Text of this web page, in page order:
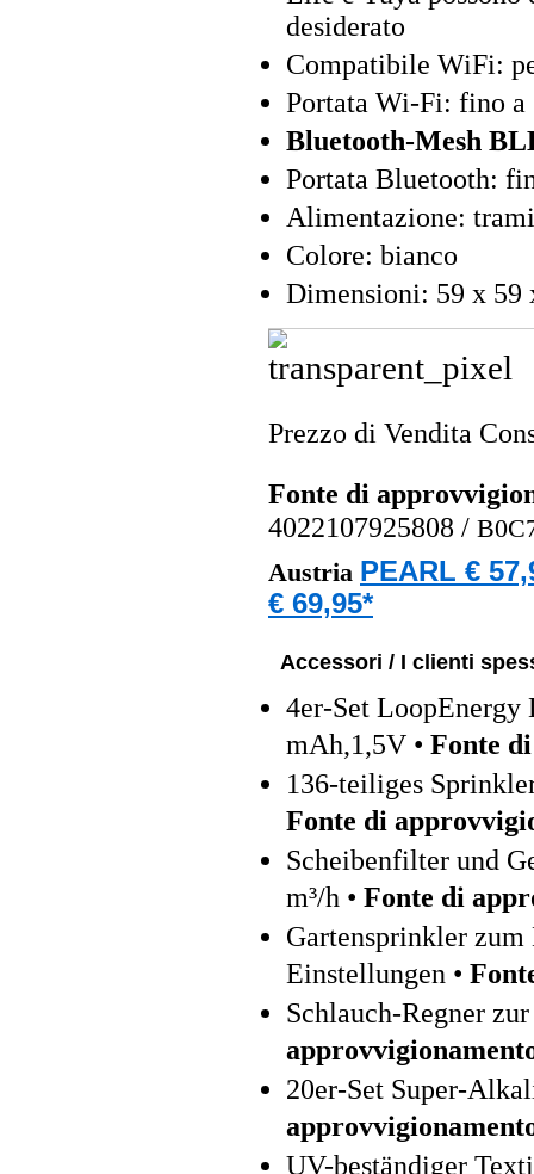
desiderato
Compatibile WiFi:
Portata Wi-Fi: fino
Bluetooth-Mesh
Portata Bluetooth:
Alimentazione:
Colore: bianco
Dimensioni: 59 x 59
Prezzo di Vendita
Fonte di
4022107925808 /
Austria PEARL €
€ 69,95*
Accessori / I clienti
4er-Set
mAh,1,5V • Fonte
136-teiliges
Fonte di
Scheibenfilter und
m³/h • Fonte di
Gartensprinkler zum
Einstellungen •
Schlauch-Regner
20er-Set Super-
UV-beständiger